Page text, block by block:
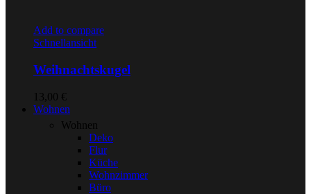
Add to compare
Schnellansicht
Weihnachtskugel
13,00 €
Wohnen
Wohnen
Deko
Flur
Küche
Wohnzimmer
Büro